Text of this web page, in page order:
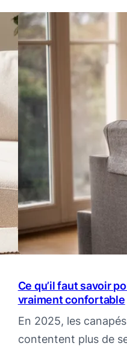
Ce qu’il faut savoir
vraiment confortable
En 2025, les
contentent plus de